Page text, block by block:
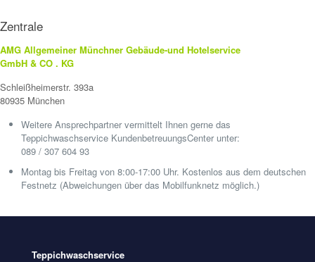
Zentrale
AMG Allgemeiner Münchner Gebäude-und Hotelservice
GmbH & CO . KG
Schleißheimerstr. 393a
80935 München
Weitere Ansprechpartner vermittelt Ihnen gerne das
Teppichwaschservice KundenbetreuungsCenter unter:
089 / 307 604 93
Montag bis Freitag von 8:00-17:00 Uhr. Kostenlos aus dem deutschen
Festnetz (Abweichungen über das Mobilfunknetz möglich.)
Teppichwaschservice